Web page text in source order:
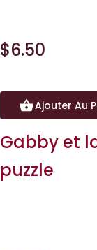
$6.50
Ajouter Au
Gabby et
puzzle